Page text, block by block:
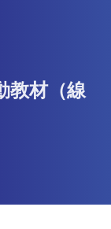
教材（線